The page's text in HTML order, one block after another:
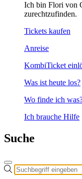
Ich bin Flori von
zurechtzufinden.
Tickets kaufen
Anreise
KombiTicket
Was ist heute los?
Wo finde ich
Ich brauche Hilfe
Suche